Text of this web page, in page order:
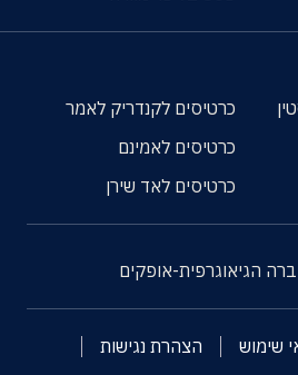
כרטיסים לקנדריק לאמר
כרטיסים לאמינם
כרטיסים לאד שירן
הגיאוגרפית-אופקים
שימוש
הצהרת נגישות